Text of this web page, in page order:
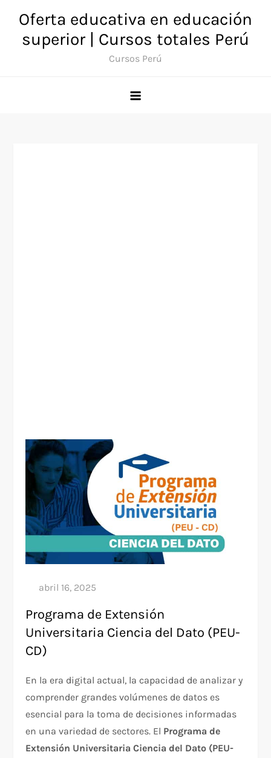
contenido
Oferta educativa en educación
superior | Cursos totales Perú
Cursos Perú
Programa de Extensión
Universitaria Ciencia del Dato (PEU-
CD)
En la era digital actual, la capacidad de analizar y
comprender grandes volúmenes de datos es
esencial para la toma de decisiones informadas
en una variedad de sectores. El Programa de
Extensión Universitaria Ciencia del Dato (PEU-